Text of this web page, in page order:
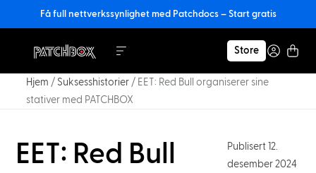
Få full nettverkssynlighet med Patchdocs – Start gratis
Store
Hjem / Suksesshistorier/ EET: Red Bull organiserer sine
stativer med PATCHBOX
EET: Red Bull
Publisert 12.
desember 2024